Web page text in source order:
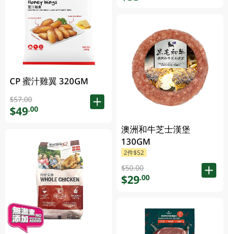
CP 蜜汁雞翼 320GM
$57.00
$49.00
澳洲和牛芝士漢堡
130GM
2件$52
$50.00
$29.00